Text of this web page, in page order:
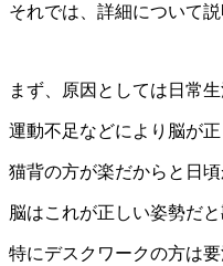
それでは、詳細について説
まず、原因としては日常
運動不足などにより脳が
猫背の方が楽だからと日
脳はこれが正しい姿勢だ
特にデスクワークの方は